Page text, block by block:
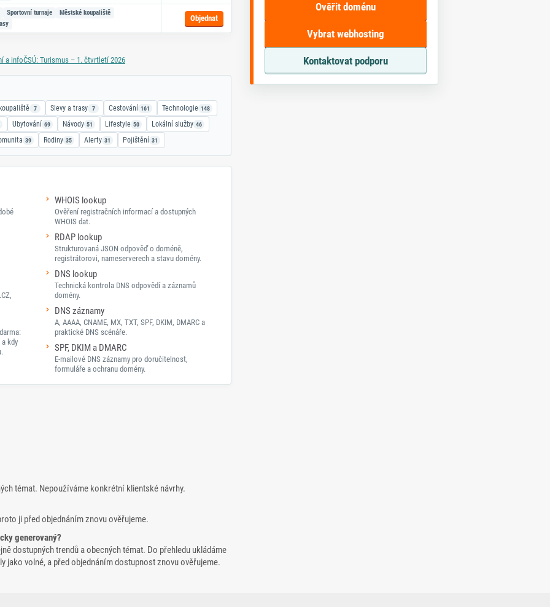
Sportovní turnaje
Městské koupaliště
Objednat
a infoČSÚ: Turismus – 1. čtvrtletí 2026
7 Slevy a trasy 7 Cestování 161 Technologie 148
Ubytování 69 Návody 51 Lifestyle 50 Lokální služby 46
39 Rodiny 35 Alerty 31 Pojištění 31
kdy
WHOIS lookup
Ověření registračních informací a dostupných
WHOIS dat.
RDAP lookup
Strukturovaná JSON odpověď o doméně,
registrátorovi, nameserverech a stavu domény.
DNS lookup
Technická kontrola DNS odpovědí a záznamů
domény.
DNS záznamy
A, AAAA, CNAME, MX, TXT, SPF, DKIM, DMARC a
praktické DNS scénáře.
SPF, DKIM a DMARC
E-mailové DNS záznamy pro doručitelnost,
formuláře a ochranu domény.
Ověřit doménu
Vybrat webhosting
Kontaktovat podporu
témat. Nepoužíváme konkrétní klientské návrhy.
ji před objednáním znovu ověřujeme.
generovaný?
dostupných trendů a obecných témat. Do přehledu ukládáme
jako volné, a před objednáním dostupnost znovu ověřujeme.